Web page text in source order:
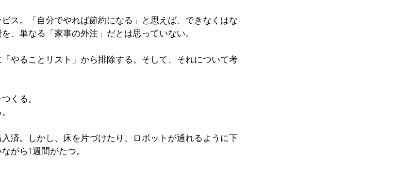
ス。「自分でやれば節約になる」と思えば、できなくはな
、単なる「家事の外注」だとは思っていない。
やることリスト」から排除する。そして、それについて考
くる。
済。しかし、床を片づけたり、ロボットが通れるように下
がら1週間がたつ。